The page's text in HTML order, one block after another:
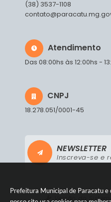
Prefeitura Municipal de Paracatu e
(38) 3537-1108
Atendimento
Das 08:00hs às 12:00hs -
CNPJ
18.278.051/0001-45
NEWSLETTER
Inscreva-se e
Versão do